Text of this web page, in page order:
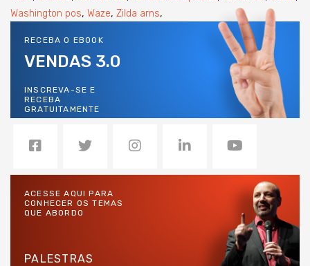
Washington pos, Waze, Zilda arns,
RECEBA O EBOOK
VENDAS 3.0
INSCREVA-SE E
RECEBA
GRATUITAMENTE
ACESSE AQUI PARA
CONHECER OS TEMAS
QUE ABORDO
PALESTRAS